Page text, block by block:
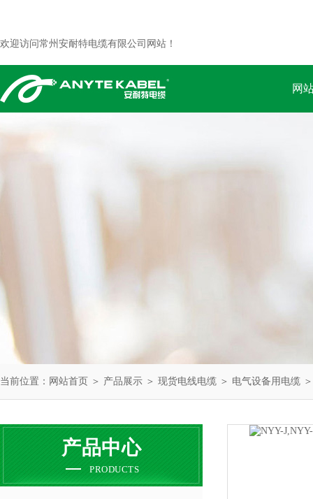
欢迎访问常州安耐特电缆有限公司网站！
网
当前位置： 网站首页 ＞ 产品展示 ＞ 现货电线电缆 ＞ 电气设备用电缆
产品中心
PRODUCTS